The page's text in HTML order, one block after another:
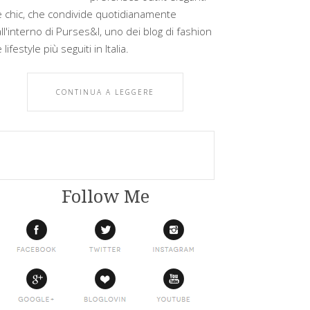
chic, che condivide quotidianamente
di Purses&I, uno dei blog di fashion
lifestyle più seguiti in Italia.
CONTINUA A LEGGERE
Follow Me